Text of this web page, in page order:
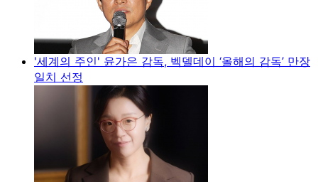
'세계의 주인' 윤가은 감독, 벡델데이 ‘올해의 감독’ 만장
일치 선정